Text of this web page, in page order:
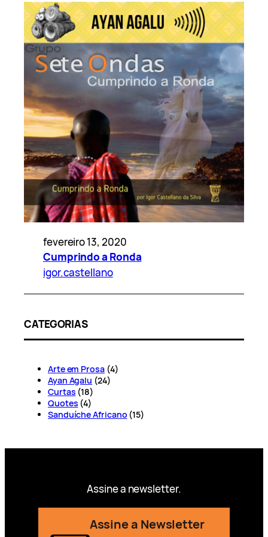
fevereiro 13, 2020
Cumprindo a Ronda
igor.castellano
CATEGORIAS
Arte em Prosa(4)
Ayan Agalu (24)
Curtas (18)
Quotes (4)
Sanduíche Africano (15)
Assine a newsletter.
Assine a Newsletter